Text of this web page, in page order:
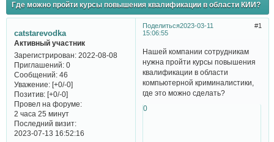
Где можно пройти курсы повышения квалификации в области КИИ?
Поделиться 1
2023-03-11
15:06:55
catstarevodka
Активный участник
Зарегистрирован: 2022-08-08
Приглашений:0
Сообщений:46
Уважение: [+0/-0]
Позитив: [+0/-0]
Провел на форуме:
2 часа 25 минут
Последний визит:
2023-07-13 16:52:16
Нашей компании сотрудникам
нужна пройти курсы повышения
квалификации в области
компьютерной криминалистики,
где это можно сделать?
0